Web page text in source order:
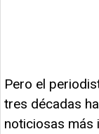
Pero el
tres décadas
noticiosas más